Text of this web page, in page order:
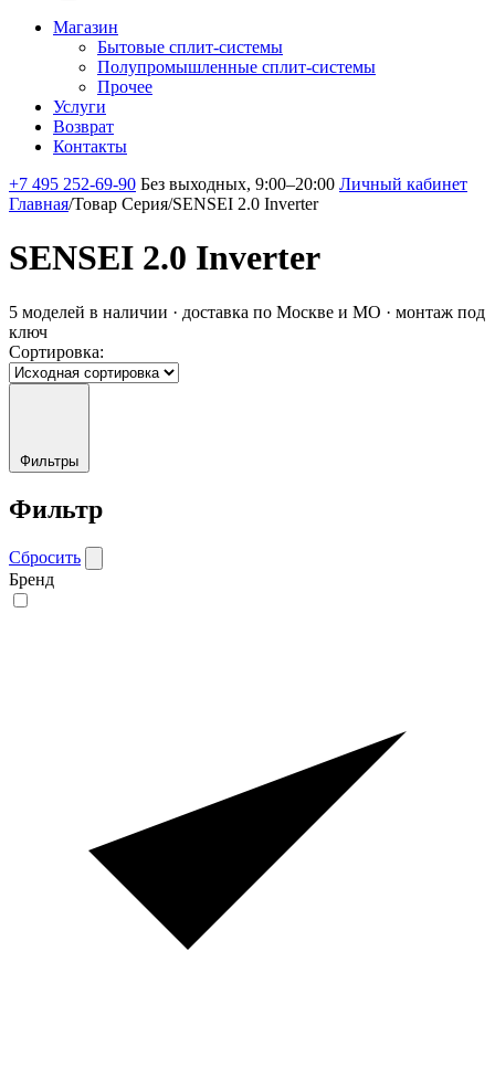
Магазин
Бытовые сплит-системы
Полупромышленные сплит-системы
Прочее
Услуги
Возврат
Контакты
+7 495 252-69-90 Без выходных, 9:00–20:00 Личный кабинет
Главная/Товар Серия/SENSEI 2.0 Inverter
SENSEI 2.0 Inverter
5 моделей в наличии · доставка по Москве и МО · монтаж под
ключ
Сортировка:
Фильтры
Фильтр
Сбросить
Бренд